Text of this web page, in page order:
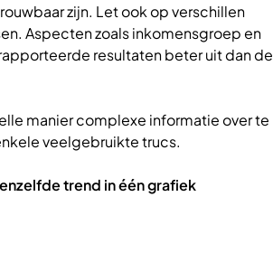
zijn. Let ook op verschillen
Aspecten zoals inkomensgroep en
resultaten beter uit dan de
manier complexe informatie over te
veelgebruikte trucs.
trend in één grafiek